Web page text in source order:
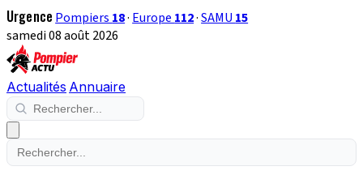
Urgence Pompiers 18· Europe 112·SAMU 15
samedi 08 août 2026
Actualités Annuaire